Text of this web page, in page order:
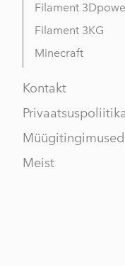
Filament
Filament 3KG
Minecraft
Kontakt
Privaatsuspoliitika
Müügitingimused
Meist